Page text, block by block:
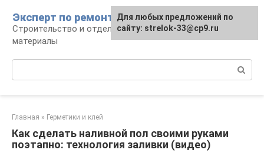
контенту
Эксперт по ремонту
Строительство и отделка: работы и
материалы
Главная » Герметики и клей
Как сделать наливной пол своими руками
поэтапно: технология заливки (видео)
Для любых предложений по
сайту: strelok-33@cp9.ru
Для любых предложений по
сайту: strelok-33@cp9.ru